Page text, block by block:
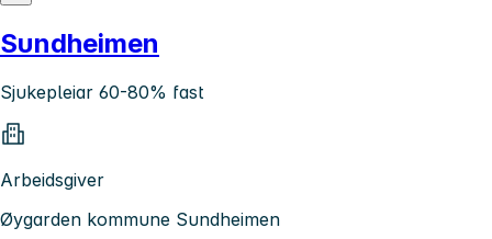
Sundheimen
Sjukepleiar 60-80% fast
Arbeidsgiver
Øygarden kommune Sundheimen